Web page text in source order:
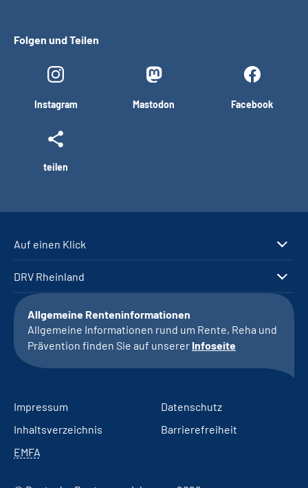
Folgen und Teilen
Instagram Mastodon Facebook
teilen
Auf einen Klick
DRV Rheinland
Allgemeine Renteninformationen
Allgemeine Informationen rund um Rente, Reha und
Prävention finden Sie auf unserer Infoseite
Impressum
Datenschutz
Inhaltsverzeichnis
Barrierefreiheit
EMFA